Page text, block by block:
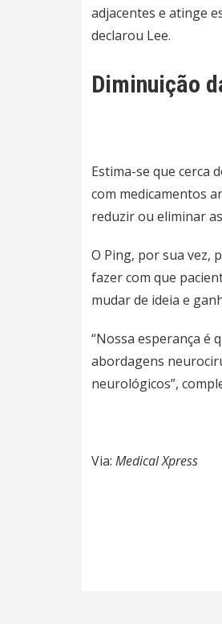
adjacentes e atinge
declarou Lee.
Diminuição
Estima-se que cerca
com medicamentos
reduzir ou eliminar
O Ping, por sua vez,
fazer com que
mudar de ideia e
“Nossa esperança é
abordagens
neurológicos”,
Via: Medical Xpress